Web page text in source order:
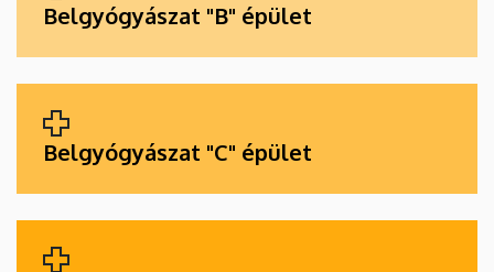
Belgyógyászat "B" épület
Belgyógyászat "C" épület